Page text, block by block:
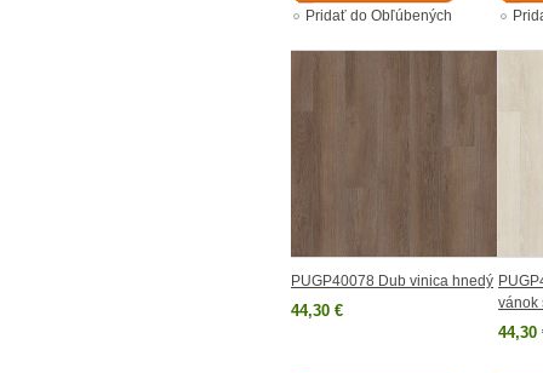
Pridať do Obľúbených
PUGP40078 Dub vinica hnedý
44,30 €
vánok
44,30